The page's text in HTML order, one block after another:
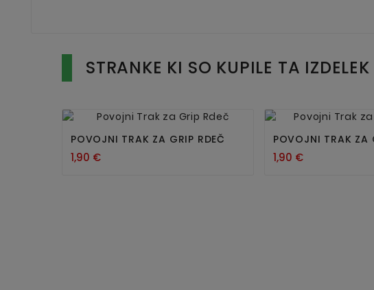
STRANKE KI SO KUPILE TA
 
POVOJNI TRAK ZA GRIP RDEČ
1,90 €

POVOJNI TRAK ZA
1,90 €